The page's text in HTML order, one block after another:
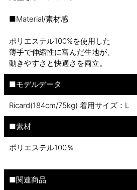
■Material/素材感
ポリエステル100%を使用した
薄手で伸縮性に富んだ生地が、
動きやすさと快適さを両立。
■モデルデータ
Ricard(184cm/75kg) 着用サイズ：L
■素材
ポリエステル100％
■関連商品